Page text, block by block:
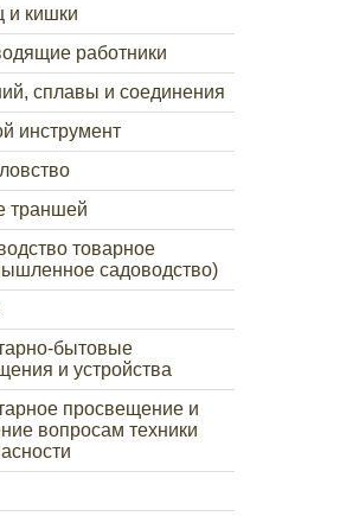
и кишки
работники
сплавы и соединения
инструмент
траншей
товарное
садоводство)
бытовые
и устройства
просвещение и
вопросам техники